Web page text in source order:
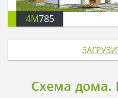
4M785
Схема дома.